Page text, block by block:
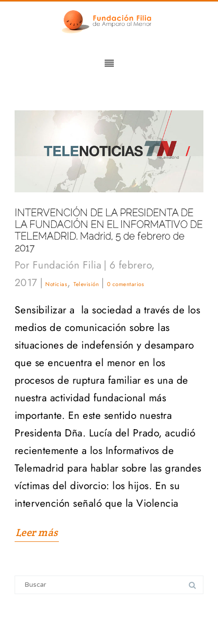
INTERVENCIÓN DE LA PRESIDENTA DE
LA FUNDACIÓN EN EL INFORMATIVO DE
TELEMADRID. Madrid, 5 de febrero de
2017
Por Fundación Filia | 6 febrero,
2017 | Noticias,Televisión | 0 comentarios
Sensibilizar a la sociedad a través de los
medios de comunicación sobre las
situaciones de indefensión y desamparo
que se encuentra el menor en los
procesos de ruptura familiar es una de
nuestra actividad fundacional más
importante. En este sentido nuestra
Presidenta Dña. Lucía del Prado, acudió
recientemente a los Informativos de
Telemadrid para hablar sobre las grandes
víctimas del divorcio: los hijos. En su
intervención señaló que la Violencia
Leer más
Search